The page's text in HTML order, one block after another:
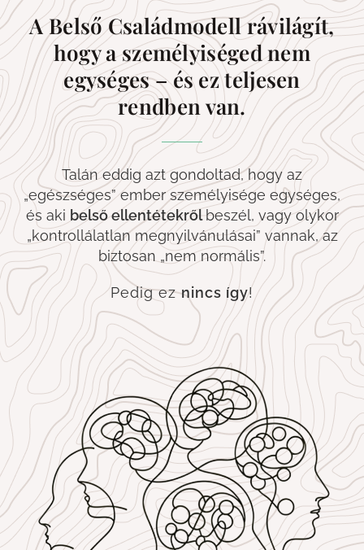
A Belső Családmodell rávilágít,
hogy a személyiséged nem
egységes – és ez teljesen
rendben van.
Talán eddig azt gondoltad, hogy az
„egészséges” ember személyisége egységes,
és aki belső ellentétekrőlbeszél, vagy olykor
„kontrollálatlan megnyilvánulásai” vannak, az
biztosan „nem normális”.
Pedig eznincs így!